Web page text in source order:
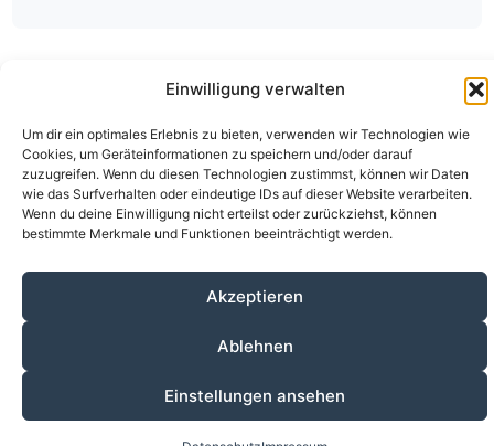
Einwilligung verwalten
Um dir ein optimales Erlebnis zu bieten, verwenden wir Technologien wie
Cookies, um Geräteinformationen zu speichern und/oder darauf
zuzugreifen. Wenn du diesen Technologien zustimmst, können wir Daten
wie das Surfverhalten oder eindeutige IDs auf dieser Website verarbeiten.
Wenn du deine Einwilligung nicht erteilst oder zurückziehst, können
bestimmte Merkmale und Funktionen beeinträchtigt werden.
Akzeptieren
Ablehnen
Einstellungen ansehen
Über den ÄKV Vorstandschaft
Anmeldung
Fortbildungen
Kontakt Datenschutz Impressum
© 2020-2026 Ärztlicher Kreisverband Passau
alle Rechte vorbehalten.